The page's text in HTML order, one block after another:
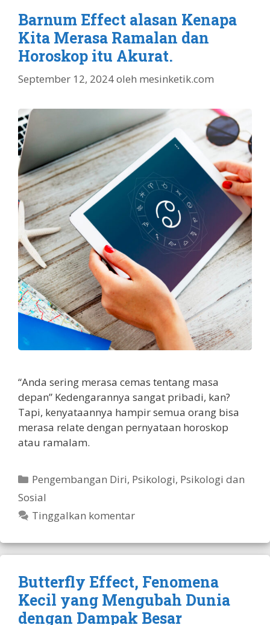
Barnum Effect alasan Kenapa
Kita Merasa Ramalan dan
Horoskop itu Akurat.
September 12, 2024oleh mesinketik.com
“Anda sering merasa cemas tentang masa
depan” Kedengarannya sangat pribadi, kan?
Tapi, kenyataannya hampir semua orang bisa
merasa relate dengan pernyataan horoskop
atau ramalam.
Kategori
Pengembangan Diri, Psikologi, Psikologi dan
Sosial
Tinggalkan komentar
Butterfly Effect, Fenomena
Kecil yang Mengubah Dunia
dengan Dampak Besar